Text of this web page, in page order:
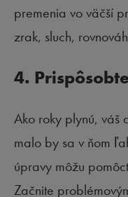
premenia vo väčší
zrak, sluch,
4.
Ako roky plynú, váš
malo by sa v ňom
úpravy môžu
Začnite